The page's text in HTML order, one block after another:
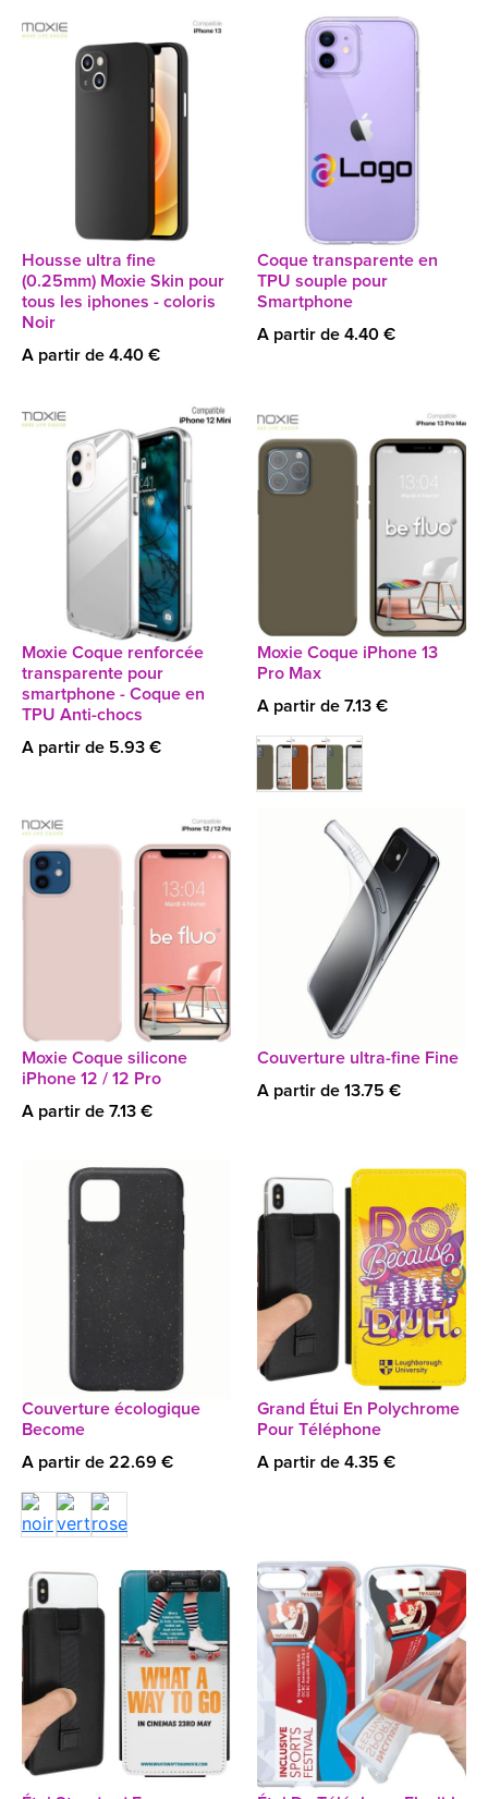
Housse ultra fine
(0.25mm) Moxie Skin pour
tous les iphones - coloris
Noir
A partir de 4.40 €
Coque transparente en
TPU souple pour
Smartphone
A partir de 4.40 €
Moxie Coque renforcée
transparente pour
smartphone - Coque en
TPU Anti-chocs
A partir de 5.93 €
Moxie Coque iPhone 13
Pro Max
A partir de 7.13 €
Moxie Coque silicone
iPhone 12 / 12 Pro
A partir de 7.13 €
Couverture ultra-fine Fine
A partir de 13.75 €
Couverture écologique
Become
A partir de 22.69 €
Grand Étui En Polychrome
Pour Téléphone
A partir de 4.35 €